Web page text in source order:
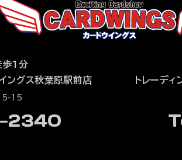
歩1分
ングス秋葉原駅前店
15
2340
トレーデ